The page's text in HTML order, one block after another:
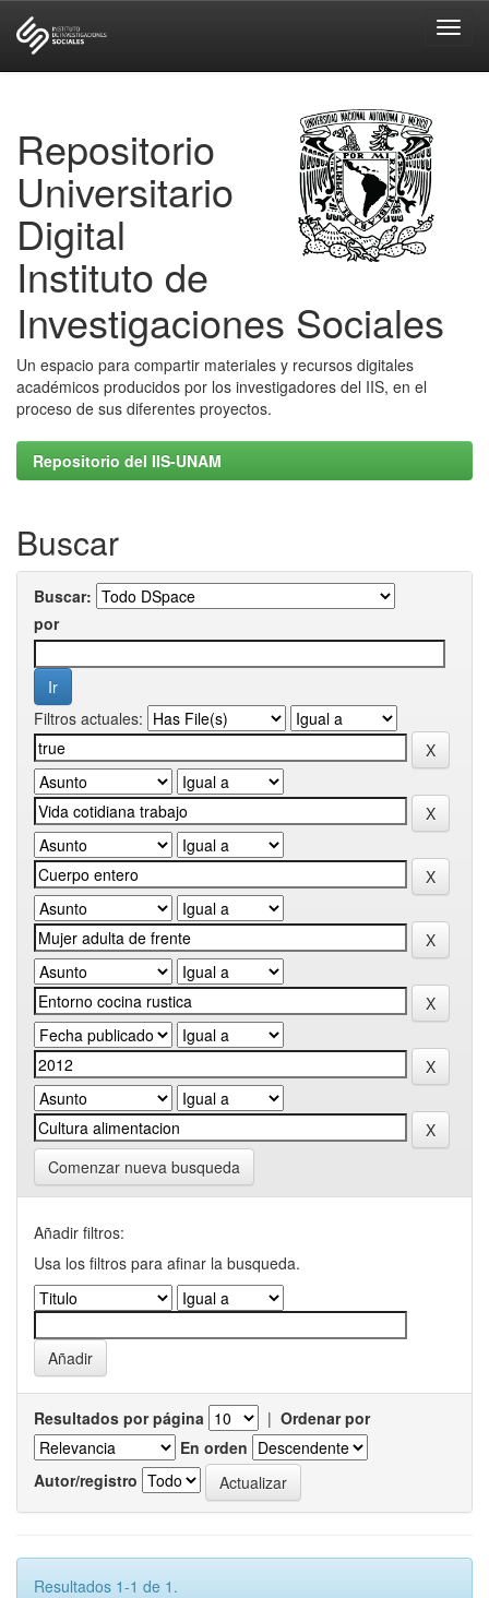
Repositorio
Universitario
Digital
Instituto de
Investigaciones Sociales
Un espacio para compartir materiales y recursos digitales
académicos producidos por los investigadores del IIS, en el
proceso de sus diferentes proyectos.
Repositorio del IIS-UNAM
Buscar
Buscar:
por
Filtros actuales:
Comenzar nueva busqueda
Añadir filtros:
Usa los filtros para afinar la busqueda.
Resultados por página | Ordenar por
En orden
Autor/registro
Resultados 1-1 de 1.